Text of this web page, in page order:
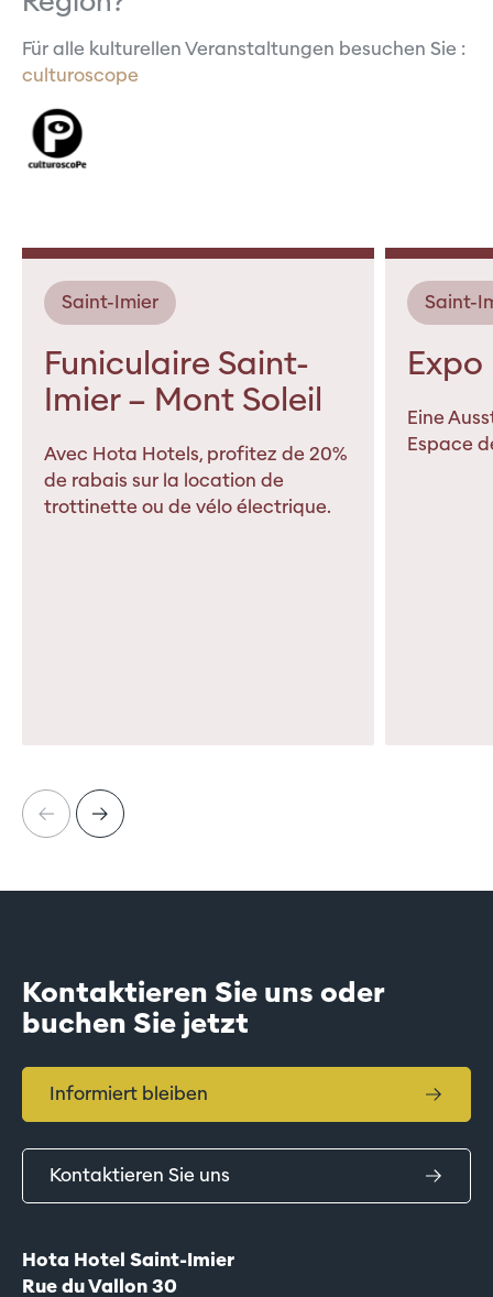
Für alle kulturellen Veranstaltungen besuchen Sie :
culturoscope
Saint-Imier
Funiculaire Saint-
Imier – Mont Soleil
Avec Hota Hotels, profitez de 20%
de rabais sur la location de
trottinette ou de vélo électrique.
Saint-
Eine
Espace
Kontaktieren Sie uns oder
buchen Sie jetzt
Informiert bleiben
Kontaktieren Sie uns
Hota Hotel Saint-Imier
Rue du Vallon 30